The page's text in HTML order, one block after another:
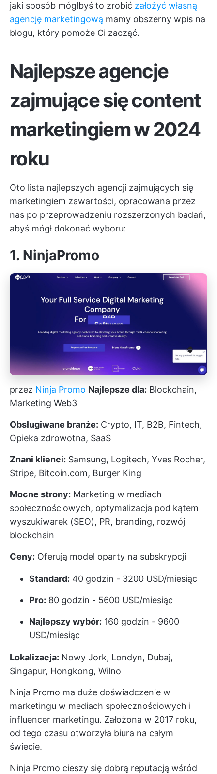
jaki sposób mógłbyś to zrobić założyć własną
agencję marketingową mamy obszerny wpis na
blogu, który pomoże Ci zacząć.
Najlepsze agencje
zajmujące się content
marketingiem w 2024
roku
Oto lista najlepszych agencji zajmujących się
marketingiem zawartości, opracowana przez
nas po przeprowadzeniu rozszerzonych badań,
abyś mógł dokonać wyboru:
1. NinjaPromo
przez Ninja Promo Najlepsze dla: Blockchain,
Marketing Web3
Obsługiwane branże: Crypto, IT, B2B, Fintech,
Opieka zdrowotna, SaaS
Znani klienci: Samsung, Logitech, Yves Rocher,
Stripe, Bitcoin.com, Burger King
Mocne strony: Marketing w mediach
społecznościowych, optymalizacja pod kątem
wyszukiwarek (SEO), PR, branding, rozwój
blockchain
Ceny: Oferują model oparty na subskrypcji
Standard: 40 godzin - 3200 USD/miesiąc
Pro: 80 godzin - 5600 USD/miesiąc
Najlepszy wybór: 160 godzin - 9600
USD/miesiąc
Lokalizacja: Nowy Jork, Londyn, Dubaj,
Singapur, Hongkong, Wilno
Ninja Promo ma duże doświadczenie w
marketingu w mediach społecznościowych i
influencer marketingu. Założona w 2017 roku,
od tego czasu otworzyła biura na całym
świecie.
Ninja Promo cieszy się dobrą reputacją wśród